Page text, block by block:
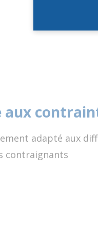
aux
adapté aux
contraignants